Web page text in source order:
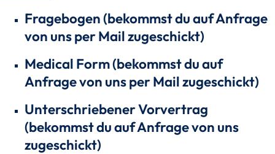
Fragebogen (bekommst du auf Anfrage
von uns per Mail zugeschickt)
Medical Form (bekommst du auf
Anfrage von uns per Mail zugeschickt)
Unterschriebener Vorvertrag
(bekommst du auf Anfrage von uns
zugeschickt)